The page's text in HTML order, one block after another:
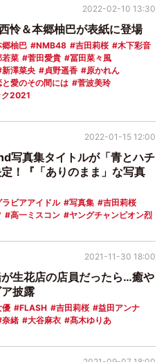
怜＆本郷柚巴が表紙に登場
郷柚巴 NMB48 吉田莉桜
木下彩音
若菜 菅田愛貴
冨田菜々風
新澤菜央 貞野遥香
原かれん
と愛のその間には
菅波美玲
ク2021
2022-02-10 13:30
写真集タイトルが「青とハチ
！『「ありのまま」な写真
ラビアアイドル 写真集
吉田莉桜
高一ミスコン ヤングチャンピオン烈
2022-01-15 12:00
が生花店の店員だったら…癒や
披露
優 FLASH 吉田莉桜
益田アンナ
奈緒 大谷麻衣 髙木ゆりあ
2021-11-30 18:00